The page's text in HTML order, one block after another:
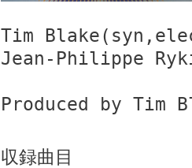
Tim
Jean-Philippe
Produced by Tim
収録曲目